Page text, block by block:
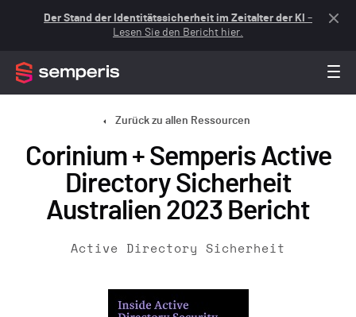
Der Stand der Identitätssicherheit im Zeitalter der KI –
Lesen Sie den Bericht hier.
Zurück zu allen Ressourcen
Corinium + Semperis Active
Directory Sicherheit
Australien 2023 Bericht
Active Directory Sicherheit